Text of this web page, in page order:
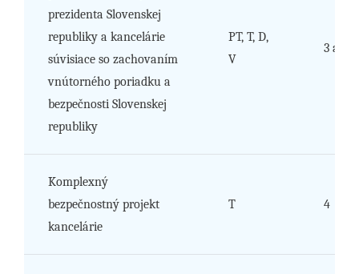
prezidenta Slovenskej
republiky a kancelárie
súvisiace so zachovaním
vnútorného poriadku a
bezpečnosti Slovenskej
republiky
PT, T, D,
V
3 až 6
Komplexný
bezpečnostný projekt
kancelárie
T 4